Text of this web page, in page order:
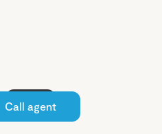
Call agent